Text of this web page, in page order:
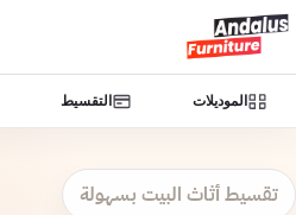
الموديلات التقسيط
تقسيط أثاث البيت بسهولة